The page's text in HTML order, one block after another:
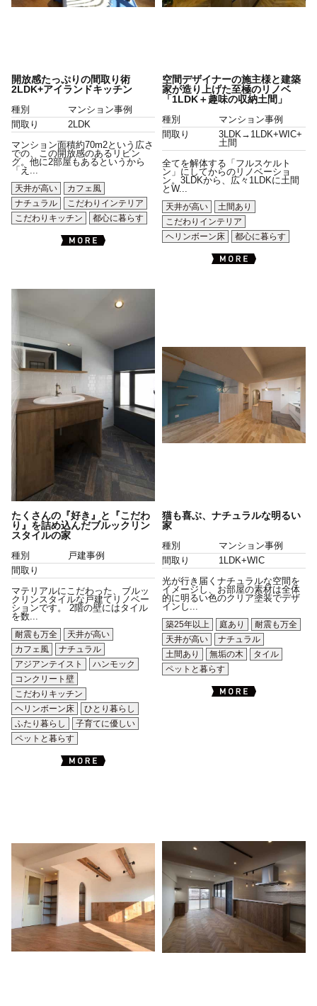
開放感たっぷりの間取り術
2LDK+アイランドキッチン
種別
マンション事例
間取り
2LDK
マンション面積約70m2という広さ
での、この開放感のあるリビン
グ。他に2部屋もあるというから
「え...
天井が高い
カフェ風
ナチュラル
こだわりインテリア
こだわりキッチン
都心に暮らす
空間デザイナーの施主様と建築
家が造り上げた至極のリノベ
「1LDK＋趣味の収納土間」
種別
マンション事例
間取り
3LDK→1LDK+WIC+
土間
全てを解体する「フルスケルト
ン」にしてからのリノベーショ
ン。3LDKから、広々1LDKに土間
とW...
天井が高い
土間あり
こだわりインテリア
ヘリンボーン床
都心に暮らす
たくさんの『好き』と『こだわ
り』を詰め込んだブルックリン
スタイルの家
種別
戸建事例
間取り
マテリアルにこだわった、ブルッ
クリンスタイルな戸建てリノベー
ションです。 2階の壁にはタイル
を数...
耐震も万全
天井が高い
カフェ風
ナチュラル
アジアンテイスト
ハンモック
コンクリート壁
こだわりキッチン
ヘリンボーン床
ひとり暮らし
ふたり暮らし
子育てに優しい
ペットと暮らす
猫も喜ぶ、ナチュラルな明るい
家
種別
マンション事例
間取り
1LDK+WIC
光が行き届くナチュラルな空間を
イメージし、お部屋の素材は全体
的に明るい色のクリア塗装でデザ
インし...
築25年以上
庭あり
耐震も万全
天井が高い
ナチュラル
土間あり
無垢の木
タイル
ペットと暮らす